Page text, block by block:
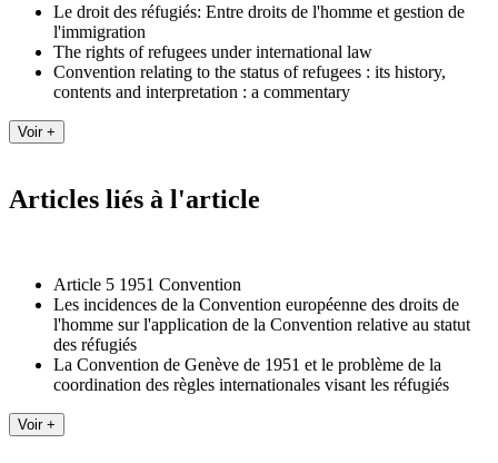
Le droit des réfugiés: Entre droits de l'homme et gestion de
l'immigration
The rights of refugees under international law
Convention relating to the status of refugees : its history,
contents and interpretation : a commentary
Articles liés à l'article
Article 5 1951 Convention
Les incidences de la Convention européenne des droits de
l'homme sur l'application de la Convention relative au statut
des réfugiés
La Convention de Genève de 1951 et le problème de la
coordination des règles internationales visant les réfugiés